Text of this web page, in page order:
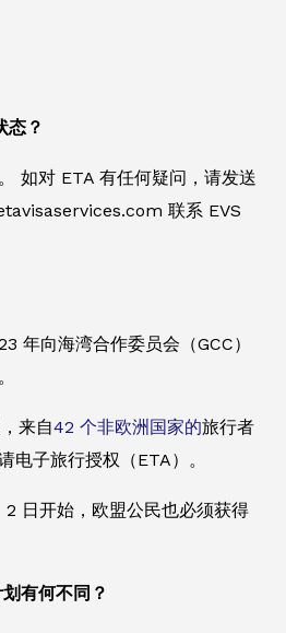
态？
如对 ETA 有任何疑问，请发送
联系 EVS
年向海湾合作委员会（GCC）
来自42 个非欧洲国家的旅行者
电子旅行授权（ETA）。
日开始，欧盟公民也必须获得
有何不同？